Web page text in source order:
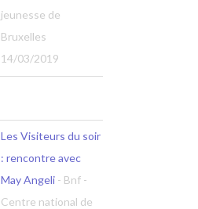
jeunesse de
Bruxelles
14/03/2019
Les Visiteurs du soir
: rencontre avec
May Angeli - Bnf -
Centre national de